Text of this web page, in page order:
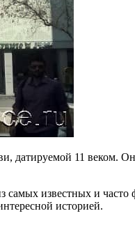
датируемой 11 веком.
известных и
историей.